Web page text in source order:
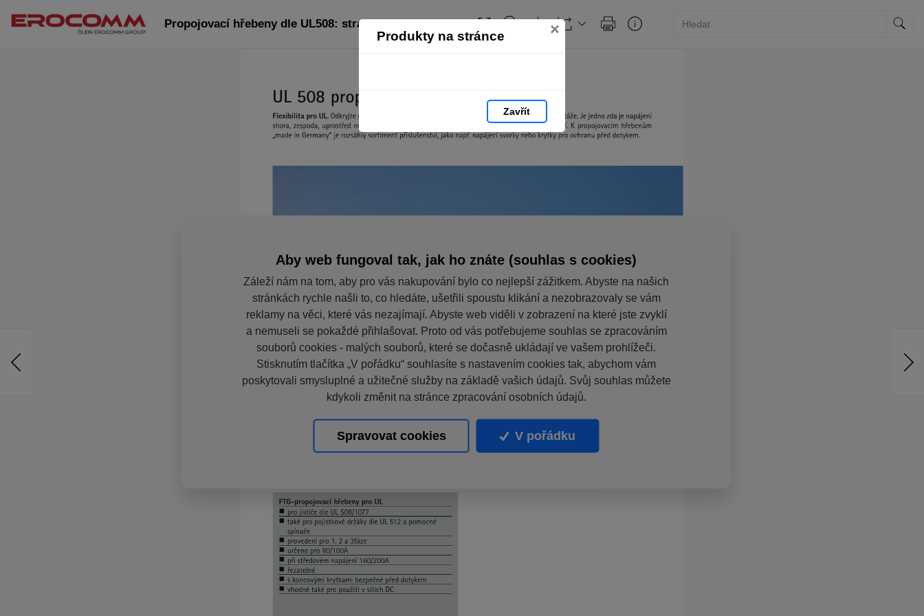
Produkty na stránce ×
Zavřít
Propojovací hřebeny dle UL508: strana 2
Aby web fungoval tak, jak ho znáte (souhlas s cookies)
Záleží nám na tom, aby pro vás nakupování bylo co nejlepší zážitkem. Abyste na našich
stránkách rychle našli to, co hledáte, ušetřili spoustu klikání a nezobrazovaly se vám
reklamy na věci, které vás nezajímají. Abyste web viděli v zobrazení na které jste zvyklí
a nemuseli se pokaždé přihlašovat. Proto od vás potřebujeme souhlas se zpracováním
souborů cookies - malých souborů, které se dočasně ukládají ve vašem prohlížeči.
Stisknutím tlačítka „V pořádku“ souhlasíte s nastavením cookies tak, abychom vám
poskytovali smysluplné a užitečné služby na základě vašich údajů. Svůj souhlas můžete
kdykoli změnit na stránce zpracování osobních údajů.
Spravovat cookies V pořádku